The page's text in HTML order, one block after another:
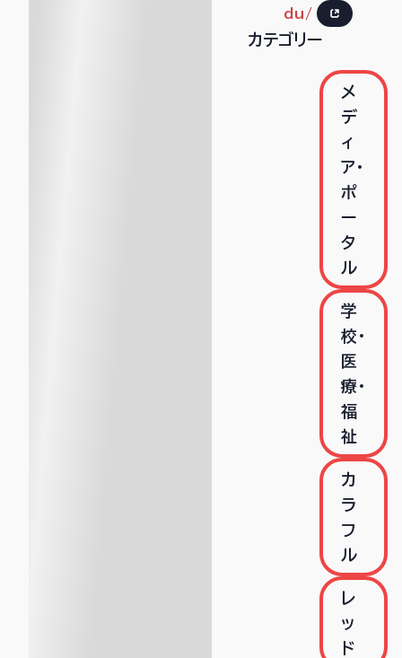
du/
カテゴリー
メ
デ
ィ
ア・
ポ
ー
タ
ル
学
校・
医
療・
福
祉
カ
ラ
フ
ル
レ
ッ
ド